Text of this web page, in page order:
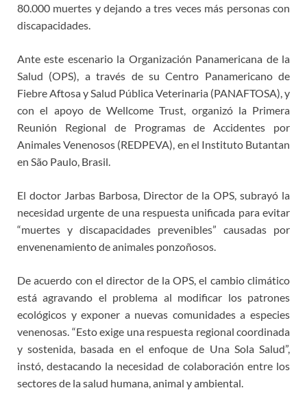
80.000 muertes y dejando a tres veces más personas con
discapacidades.
Ante este escenario la Organización Panamericana de la
Salud (OPS), a través de su Centro Panamericano de
Fiebre Aftosa y Salud Pública Veterinaria (PANAFTOSA), y
con el apoyo de Wellcome Trust, organizó la Primera
Reunión Regional de Programas de Accidentes por
Animales Venenosos (REDPEVA), en el Instituto Butantan
en São Paulo, Brasil.
El doctor Jarbas Barbosa, Director de la OPS, subrayó la
necesidad urgente de una respuesta unificada para evitar
“muertes y discapacidades prevenibles” causadas por
envenenamiento de animales ponzoñosos.
De acuerdo con el director de la OPS, el cambio climático
está agravando el problema al modificar los patrones
ecológicos y exponer a nuevas comunidades a especies
venenosas. “Esto exige una respuesta regional coordinada
y sostenida, basada en el enfoque de Una Sola Salud”,
instó, destacando la necesidad de colaboración entre los
sectores de la salud humana, animal y ambiental.